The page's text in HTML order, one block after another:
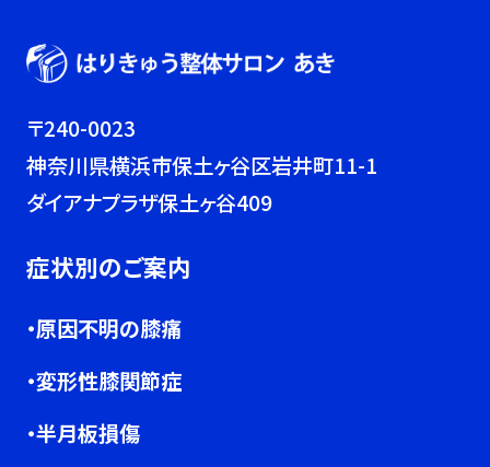
〒240-0023
神奈川県横浜市保土ヶ谷区岩井町11-1
ダイアナプラザ保土ヶ谷409
症状別のご案内
・原因不明の膝痛
・変形性膝関節症
・半月板損傷